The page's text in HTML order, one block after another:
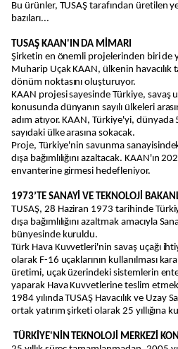
Bu ürünler, TUSAŞ tarafından üretilen
bazıları...
TUSAŞ KAAN'IN DA MİMARI
Şirketin en önemli projelerinden biri de
Muharip Uçak KAAN, ülkenin havacılık
dönüm noktasını oluşturuyor.
KAAN projesi sayesinde Türkiye, savaş
konusunda dünyanın sayılı ülkeleri
adım atıyor. KAAN, Türkiye'yi,
sayıdaki ülke arasına sokacak.
Proje, Türkiye'nin savunma sanayisindeki
dışa bağımlılığını azaltacak. KAAN'ın
envanterine girmesi hedefleniyor.
1973’TE SANAYİ VE TEKNOLOJİ
TUSAŞ, 28 Haziran 1973 tarihinde
dışa bağımlılığını azaltmak amacıyla
bünyesinde kuruldu.
Türk Hava Kuvvetleri'nin savaş uçağı
olarak F-16 uçaklarının kullanılması
üretimi, uçak üzerindeki sistemlerin
yaparak Hava Kuvvetlerine teslim
1984 yılında TUSAŞ Havacılık ve Uzay
ortak yatırım şirketi olarak 25 yıllığına
TÜRKİYE'NİN TEKNOLOJİ MERKEZİ